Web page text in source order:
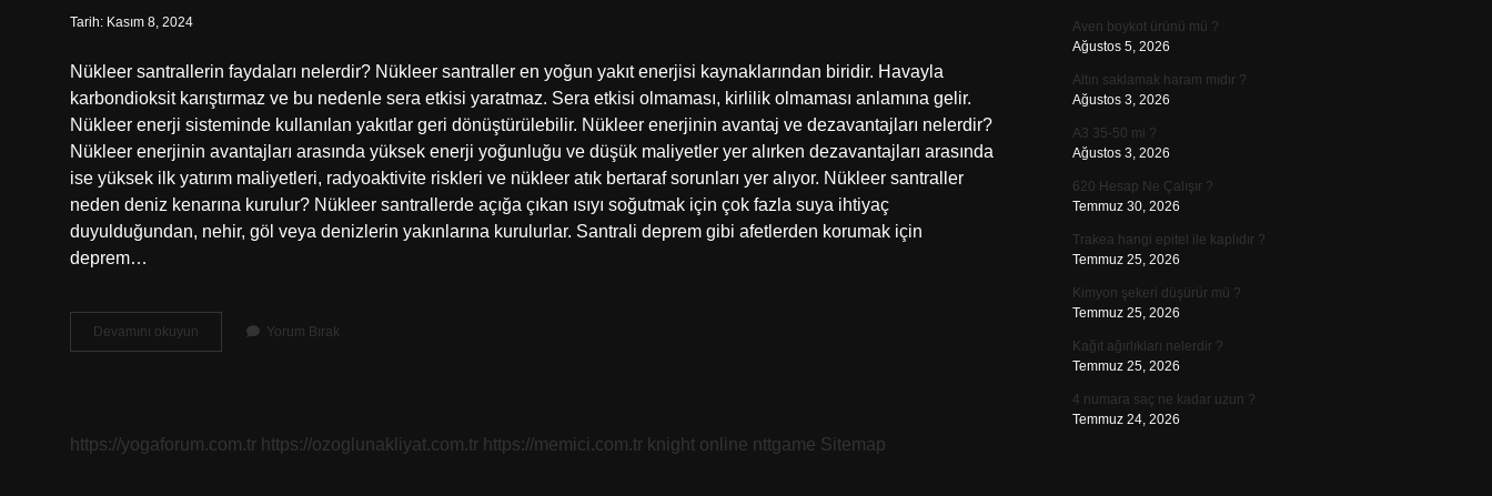
Tarih: Kasım 8, 2024
Nükleer santrallerin faydaları nelerdir? Nükleer santraller en yoğun yakıt enerjisi kaynaklarından biridir. Havayla
karbondioksit karıştırmaz ve bu nedenle sera etkisi yaratmaz. Sera etkisi olmaması, kirlilik olmaması anlamına gelir.
Nükleer enerji sisteminde kullanılan yakıtlar geri dönüştürülebilir. Nükleer enerjinin avantaj ve dezavantajları nelerdir?
Nükleer enerjinin avantajları arasında yüksek enerji yoğunluğu ve düşük maliyetler yer alırken dezavantajları arasında
ise yüksek ilk yatırım maliyetleri, radyoaktivite riskleri ve nükleer atık bertaraf sorunları yer alıyor. Nükleer santraller
neden deniz kenarına kurulur? Nükleer santrallerde açığa çıkan ısıyı soğutmak için çok fazla suya ihtiyaç
duyulduğundan, nehir, göl veya denizlerin yakınlarına kurulurlar. Santrali deprem gibi afetlerden korumak için
deprem…
Devamını okuyun
Santral
Yorum Bırak
https://yogaforum.com.tr https://ozoglunakliyat.com.tr https://memici.com.tr knight online nttgame Sitemap
Aven boykot ürünü mü ?
Ağustos 5, 2026
Altın saklamak haram mıdır ?
Ağustos 3, 2026
A3 35-50 mi ?
Ağustos 3, 2026
620 Hesap Ne Çalışır ?
Temmuz 30, 2026
Trakea hangi epitel ile kaplıdır ?
Temmuz 25, 2026
Kimyon şekeri düşürür mü ?
Temmuz 25, 2026
Kağıt ağırlıkları nelerdir ?
Temmuz 25, 2026
4 numara saç ne kadar uzun ?
Temmuz 24, 2026